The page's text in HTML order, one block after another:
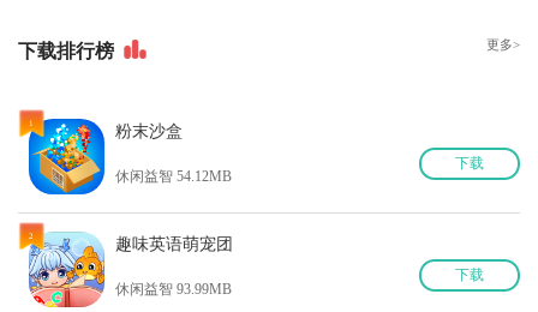
下载排行榜 更多>
1 粉末沙盒
休闲益智 54.12MB
下载
2 趣味英语萌宠团
休闲益智 93.99MB
下载